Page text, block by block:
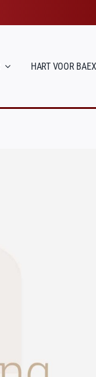
HART VOOR